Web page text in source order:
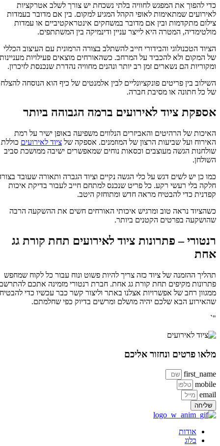
כדי להפוך את המפגש לחוויה בלתי נשכחת יש צורך לשלב אטרקציות
לאירועים שמתאימות לאופי הקהל המגיע למקום. בין אם מדובר בעמדות
צילום מתקדמות ובין אם מדובר במשחקים אינטראקטיביים או עמדות
מולטימדיה, המטרה היא לייצר עניין ודינמיקה בין המשתתפים.
הציוד הטכנולוגי והבידורי חייב להשתלב בצורה הרמונית עם העיצוב הכללי
של המקום ולא להכביד על המרחב. כשהאורחים מוצאים פעילויות מעניינות
ומקוריות הם נשארים זמן רב יותר ונהנים מחוויה נהדרת שנכנסת לזיכרון.
השילוב בין פריטים פונקציונליים לבין אלמנטים של כיף הוא הנוסחה להצלחה
של כל חתונה או מסיבת חברה.
אספקת ציוד לאירועים ברמה הגבוהה ביותר
האיכות של הרהיטים והאביזרים הנלווים משפיעה באופן ישיר על רמת
האירוח ועל שביעות הרצון של המוזמנים. אספקה שלציוד לאירועיםכוללת
שולחנות הגשה מעוצבים וכסאות נוחים שמאפשרים ישיבה ממושכת סביב
השולחן.
כמו כן יש לשים דגש על כלי הגשה נקיים וציוד הגברה ותאורה שעובד בצורה
חלקה בלי רעשי רקע. כל פריט שנכנס למתחם חייב לעבור בדיקת איכות
קפדנית כדי להבטיח מראה חדש ומתוחזק היטב.
כשהציוד נראה טוב ומרגיש איכותי האורחים חשים את ההשקעה הרבה
שהושקעה בפרטים הקטנים ביותר.
רנטורי – פתרונות ציוד לאירועים תחת קורת גג
אחת
תהליך ההזמנה של ציוד כזה צריך להיות פשוט ונוח עבור כל לקוח שמחפש
פתרונות מקיפים תחת קורת גג אחת. חברת רנטורי מזמינה אתכם להתרשם
ממגוון רחב של אפשרויות אצלנו באתר וליצור קשר כבר עכשיו כדי להבטיח
שהאירוע הבא שלכם יהיה מושלם ומרשים בדיוק כפי שחלמתם.
"`
מלאו פרטים ונחזור אליכם
first_name
mobile
email
שליחה
אודות
בלוג